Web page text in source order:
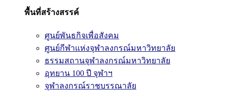
พื้นที่สร้างสรรค์
ศูนย์พันธกิจเพื่อสังคม
ศูนย์กีฬาแห่งจุฬาลงกรณ์มหาวิทยาลัย
ธรรมสถานจุฬาลงกรณ์มหาวิทยาลัย
อุทยาน 100 ปี จุฬาฯ
จุฬาลงกรณ์ราชบรรณาลัย